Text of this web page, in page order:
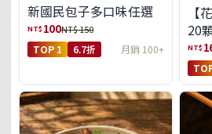
新國民包子多口味任選
NT$ 100NT$ 150
TOP 1 6.7折 月銷 100+
【
20
NT$